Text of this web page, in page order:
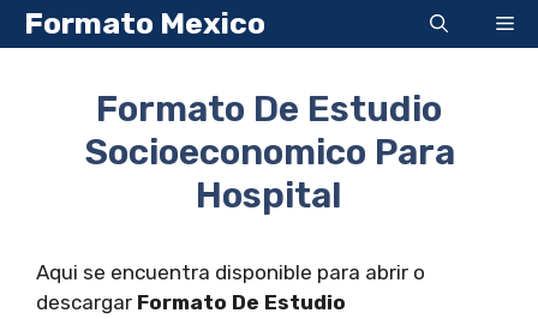
Saltar
al
Formato Mexico
Formato De Estudio
Socioeconomico Para
Hospital
Aqui se encuentra disponible para abrir o
descargar Formato De Estudio